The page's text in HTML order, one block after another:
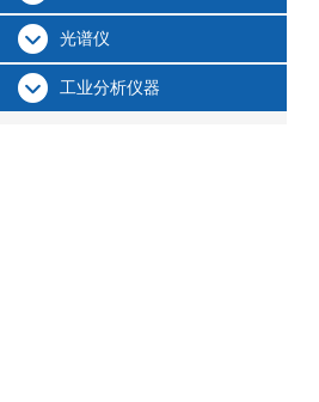
光谱仪
工业分析仪器